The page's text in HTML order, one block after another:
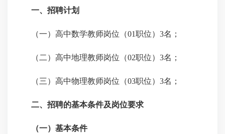
一、招聘计划
（一）高中数学教师岗位（01职位） 3名；
（二）高中地理教师岗位（02职位） 3名；
（三）高中物理教师岗位（03职位） 3名；
二、招聘的基本条件及岗位要求
（一）基本条件